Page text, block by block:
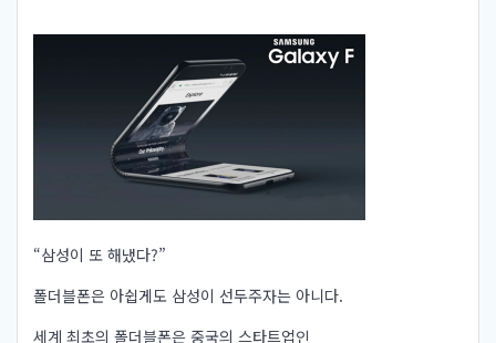
“삼성이 또 해냈다?”
폴더블폰은 아쉽게도 삼성이 선두주자는 아니다.
세계 최초의 폴더블폰은 중국의 스타트업인